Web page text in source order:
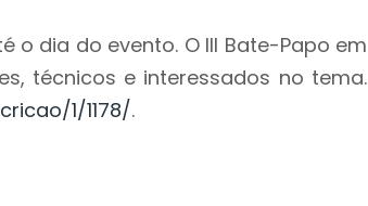
dia do evento. O III Bate-Papo em
técnicos e interessados no tema.
1/1178/.